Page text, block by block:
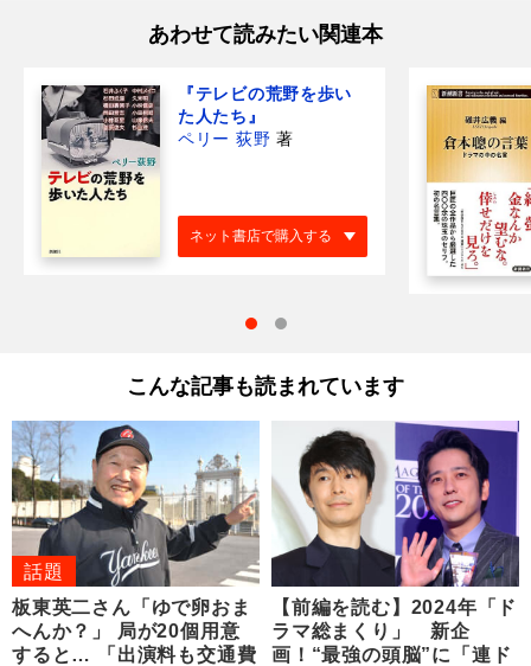
あわせて読みたい関連本
『テレビの荒野を歩い
た人たち』
ペリー 荻野 著
ネット書店で購入する
こんな記事も読まれています
話題
板東英二さん「ゆで卵おま
へんか？」 局が20個用意
すると… 「出演料も交通費
【前編を読む】2024年「ド
ラマ総まくり」 新企
画！“最強の頭脳”に「連ド